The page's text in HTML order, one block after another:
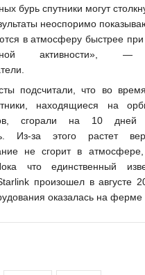
бурь спутники могут
неоспоримо
в атмосферу быстрее
активности», —
подсчитали, что во
находящиеся на
сгорали на 10
Из-за этого растет
не сгорит в
что единственный
произошел в августе
оказалась на ферме